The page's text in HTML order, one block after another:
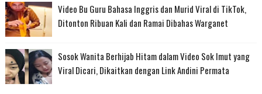
Video Bu Guru Bahasa Inggris dan Murid Viral di TikTok,
Ditonton Ribuan Kali dan Ramai Dibahas Warganet
Sosok Wanita Berhijab Hitam dalam Video Sok Imut yang
Viral Dicari, Dikaitkan dengan Link Andini Permata